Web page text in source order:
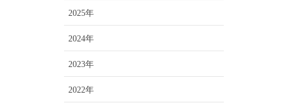
2025年
2024年
2023年
2022年